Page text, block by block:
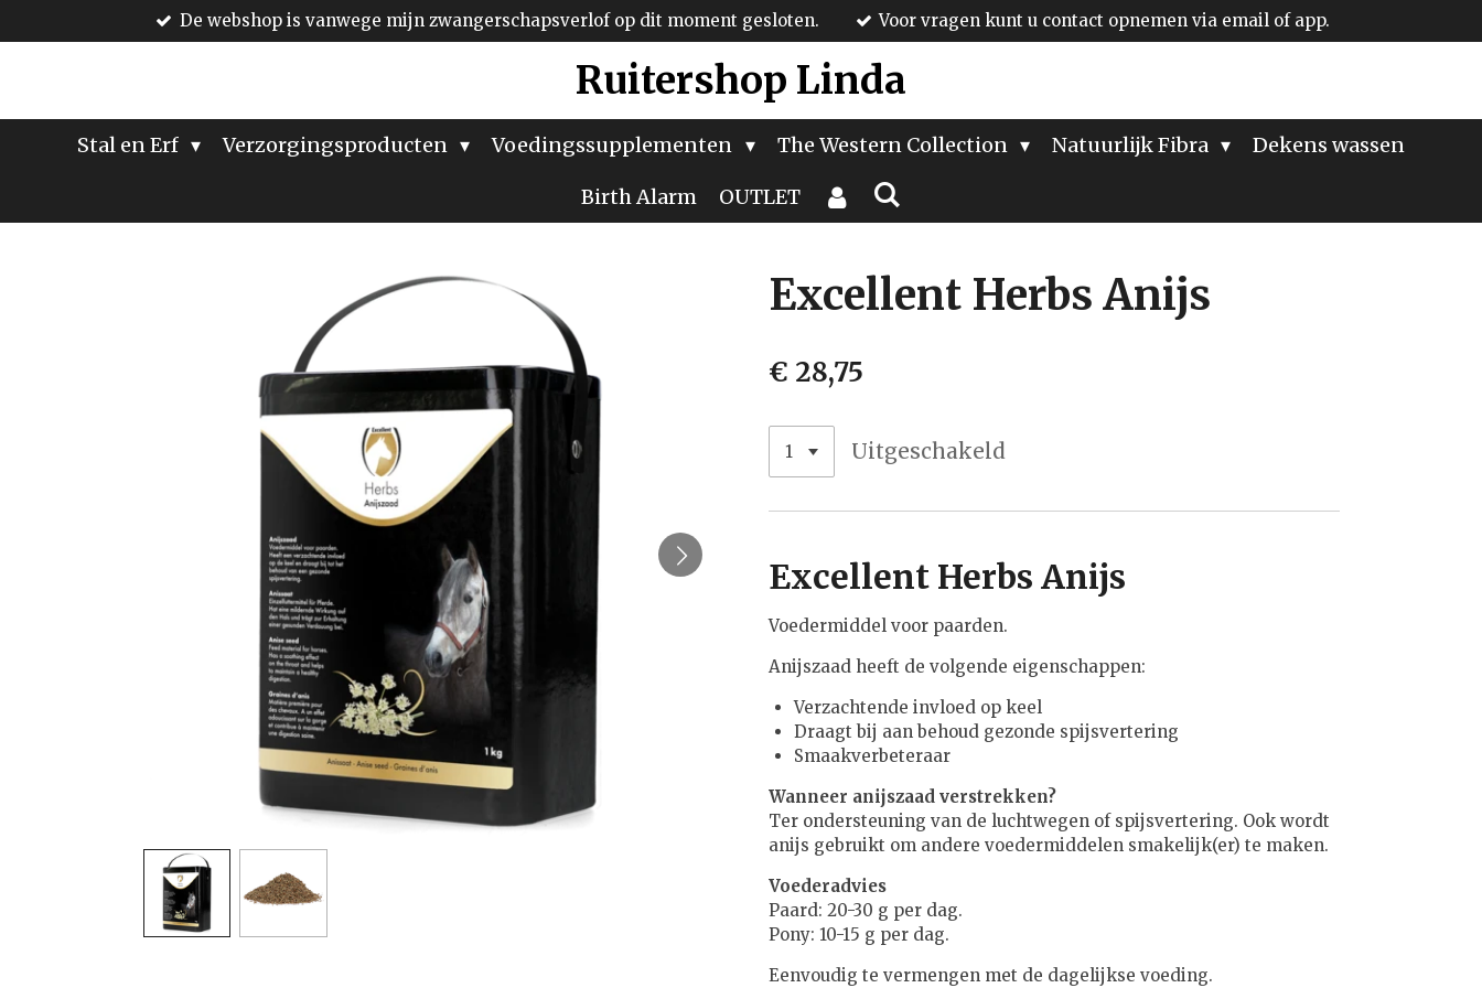
direct
hoofdinhoud
De webshop is vanwege mijn zwangerschapsverlof op dit moment gesloten. Voor vragen kunt u contact opnemen via email of app.
Ruitershop Linda
Stal en Erf Verzorgingsproducten Voedingssupplementen The Western Collection Natuurlijk Fibra Dekens wassen
Birth Alarm OUTLET
Excellent Herbs Anijs
€ 28,75
Uitgeschakeld
Excellent Herbs Anijs
Voedermiddel voor paarden.
Anijszaad heeft de volgende eigenschappen:
Verzachtende invloed op keel
Draagt bij aan behoud gezonde spijsvertering
Smaakverbeteraar
Wanneer anijszaad verstrekken?
Ter ondersteuning van de luchtwegen of spijsvertering. Ook wordt
anijs gebruikt om andere voedermiddelen smakelijk(er) te maken.
Voederadvies
Paard: 20-30 g per dag.
Pony: 10-15 g per dag.
Eenvoudig te vermengen met de dagelijkse voeding.